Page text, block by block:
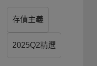
存債主義
2025Q2精選